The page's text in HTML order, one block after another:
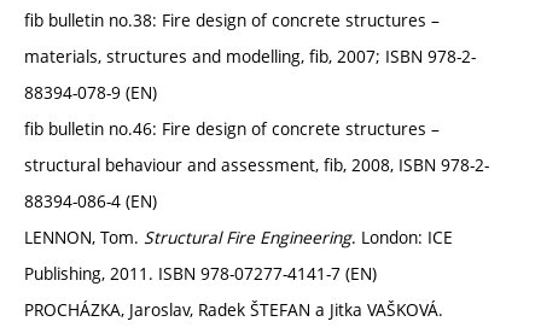
fib bulletin no.38: Fire design of concrete structures –
materials, structures and modelling, fib, 2007; ISBN 978-2-
88394-078-9 (EN)
fib bulletin no.46: Fire design of concrete structures –
structural behaviour and assessment, fib, 2008, ISBN 978-2-
88394-086-4 (EN)
LENNON, Tom. Structural Fire Engineering. London: ICE
Publishing, 2011. ISBN 978-07277-4141-7 (EN)
PROCHÁZKA, Jaroslav, Radek ŠTEFAN a Jitka VAŠKOVÁ.